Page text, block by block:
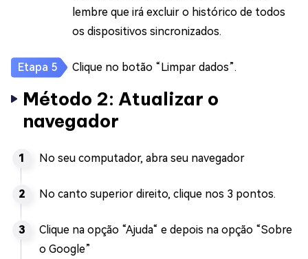
lembre que irá excluir o histórico de todos
os dispositivos sincronizados.
Clique no botão “Limpar dados”.
Método 2: Atualizar o
navegador
No seu computador, abra seu navegador
No canto superior direito, clique nos 3 pontos.
Clique na opção “Ajuda“ e depois na opção “Sobre
o Google”